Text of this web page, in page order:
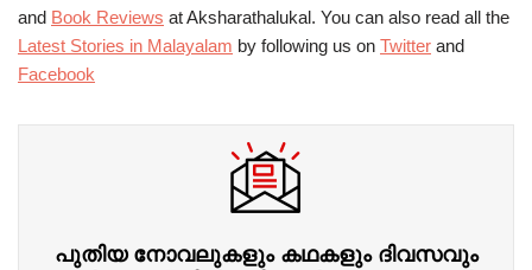
and Book Reviews at Aksharathalukal. You can also read all the
Latest Stories in Malayalam by following us on Twitter and
Facebook
പുതിയ നോവലുകളും കഥകളും ദിവസവും